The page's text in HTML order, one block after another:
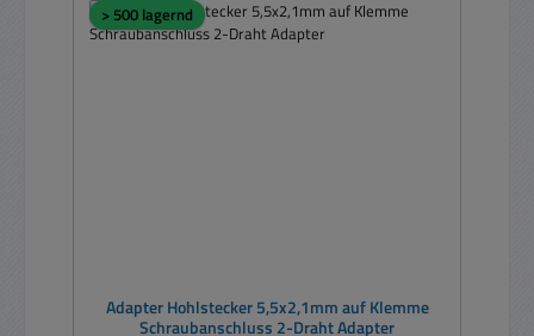
> 500 lagernd
Adapter Hohlstecker 5,5x2,1mm auf Klemme
Schraubanschluss 2-Draht Adapter